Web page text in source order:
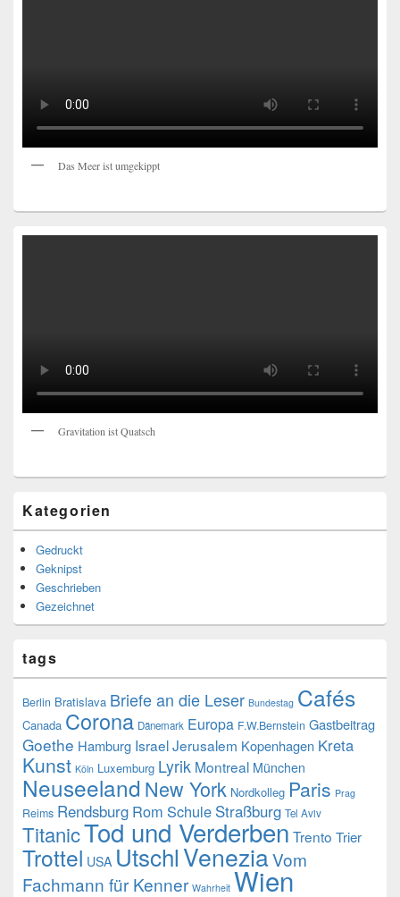
Das Meer ist umgekippt
Gravitation ist Quatsch
Kategorien
Gedruckt
Geknipst
Geschrieben
Gezeichnet
tags
Berlin Bratislava Briefe an die Leser Bundestag Cafés
Canada Corona Dänemark Europa F.W.Bernstein Gastbeitrag
Goethe Hamburg IsraelJerusalem Kopenhagen Kreta
Kunst Köln Luxemburg Lyrik Montreal München
Neuseeland New York Nordkolleg Paris Prag
Reims Rendsburg Rom Schule Straßburg Tel Aviv
TitanicTod und Verderben Trento Trier
Trottel USA UtschlVeneziaVom
Fachmann für Kenner Wahrheit Wien